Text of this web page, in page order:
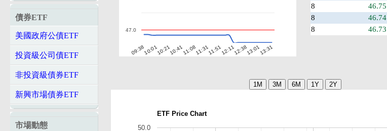
債券ETF
美國政府公債ETF
投資級公司債ETF
非投資級債券ETF
新興市場債券ETF
市場動態
09:3810:0110:2110:4111:0811:3111:5112:1112:3813:0113:31
47.0
8
46.75
8
46.74
8
46.73
ETF Price Chart
50.0